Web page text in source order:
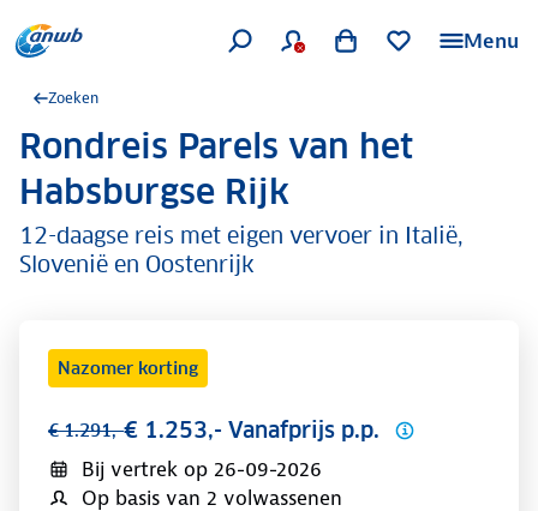
Menu
Zoeken
.Rondreis Parels van het
Habsburgse Rijk
12-daagse reis met eigen vervoer in Italië,
Slovenië en Oostenrijk
Nazomer korting
€ 1.291,-€ 1.253,- Vanafprijs p.p.
Bij vertrek op 26-09-2026
Op basis van 2 volwassenen